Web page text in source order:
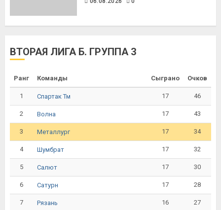
ВТОРАЯ ЛИГА Б. ГРУППА 3
Ранг Команды Сыграно Очков
1 Спартак Тм 17 46
2 Волна 17 43
3 Металлург 17 34
4 Шумбрат 17 32
5 Салют 17 30
6 Сатурн 17 28
7 Рязань 16 27